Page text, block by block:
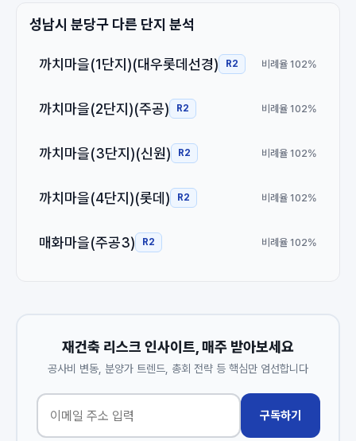
성남시 분당구 다른 단지 분석
까치마을(1단지)(대우롯데선경) R2 비례율 102%
까치마을(2단지)(주공) R2 비례율 102%
까치마을(3단지)(신원) R2 비례율 102%
까치마을(4단지)(롯데) R2 비례율 102%
매화마을(주공3) R2 비례율 102%
재건축 리스크 인사이트, 매주 받아보세요
공사비 변동, 분양가 트렌드, 총회 전략 등 핵심만 엄선합니다
구독하기